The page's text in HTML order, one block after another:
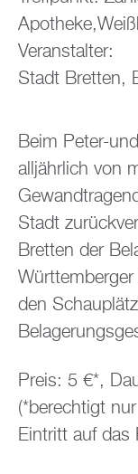
Veranstalter:
Stadt Bretten,
Beim Peter-
alljährlich von
Stadt
Bretten der
den
Preis: 5 €*,
(*berechtigt
Eintritt auf das